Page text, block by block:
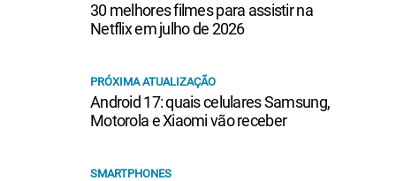
30 melhores filmes para assistir na
Netflix em julho de 2026
PRÓXIMA ATUALIZAÇÃO
Android 17: quais celulares Samsung,
Motorola e Xiaomi vão receber
SMARTPHONES